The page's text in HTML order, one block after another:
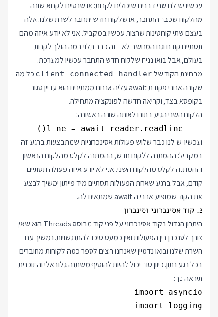
עכשיו יש לנו שני דברים שיכולים לקרות: או שנסיים לקרוא שורה
מהלקוח שכבר התחבר, או שלקוח חדש יתחבר לשרת שלנו. אלה
בעצם שתי קורוטינות שרצות עכשיו במקביל. אני לא יודע איזה מהם
תסתיים קודם וגם המחשב לא - זה כבר תלוי במה הולך לקרות
בעולם, אבל בואו נניח שלקוח חדש התחבר עכשיו למערכת.
מבחינת הקוד של client_connected_handler כל מה
שקורה אחרי פקודת await עליה אנחנו ממתינים הוא עדיין סגור
בקופסא בצד, וקריאה חדשה לפונקציה מתחילה.
הלקוח השני הגיע בתורו לאותה שורה ראשונה:
ועכשיו יש לנו כבר שלוש פעולות אסינכרוניות שמתבצעות ברגע זה
במקביל: ההמתנה ללקוח חדש, ההמתנה לקלט מהלקוח הראשון
וההמתנה לקלט מהלקוח השני. אני לא יודע איזה פעולה תסתיים
קודם, אבל ברגע שאחת הפעולות תסתיים מיד פייתון ימשיך לבצע
את הקוד שמופיע אחרי ה await שמתאים לה.
2. קוד אסינכרוני וסינכרון
היתרון הגדול בקוד אסינכרוני על פני קוד מבוסס Threads הוא שאין
צורך לסנכרן בין הפעולות ואין כמעט סיכוי להתנגשויות. נמשיך עם
השרת שלנו ובואו נדמיין שאנחנו רוצים לספר כמה לקוחות מחוברים
בכל רגע נתון. כיוון טוב יכול להיות להוסיף משתנה גלובאלי והתוכנית
תיראה כך: